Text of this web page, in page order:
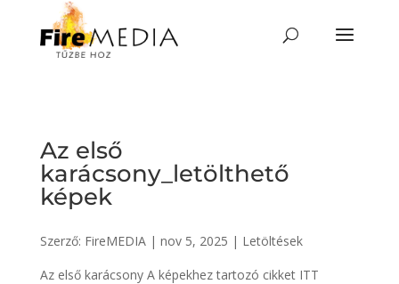
content
Az első
karácsony_letölthető
képek
Szerző: FireMEDIA| nov 5, 2025 | Letöltések
Az első karácsony A képekhez tartozó cikket ITT